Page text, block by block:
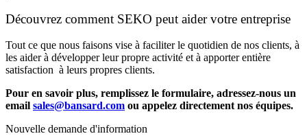
Découvrez comment SEKO peut aider votre entreprise
Tout ce que nous faisons vise à faciliter le quotidien de nos clients, à
les aider à développer leur propre activité et à apporter entière
satisfaction à leurs propres clients.
Pour en savoir plus, remplissez le formulaire, adressez-nous un
email sales@bansard.com ou appelez directement nos équipes.
Nouvelle demande d'information